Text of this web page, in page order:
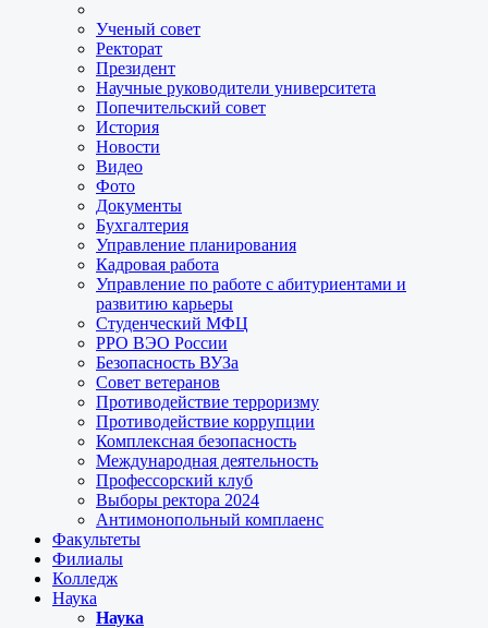
Ученый совет
Ректорат
Президент
Научные руководители университета
Попечительский совет
История
Новости
Видео
Фото
Документы
Бухгалтерия
Управление планирования
Кадровая работа
Управление по работе с абитуриентами и
развитию карьеры
Студенческий МФЦ
РРО ВЭО России
Безопасность ВУЗа
Совет ветеранов
Противодействие терроризму
Противодействие коррупции
Комплексная безопасность
Международная деятельность
Профессорский клуб
Выборы ректора 2024
Антимонопольный комплаенс
Факультеты
Филиалы
Колледж
Наука
Наука